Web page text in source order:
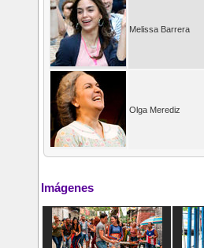
Melissa Barrera
Olga Merediz
Imágenes